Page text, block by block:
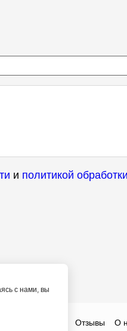
и политикой
с нами, вы
Отзывы О